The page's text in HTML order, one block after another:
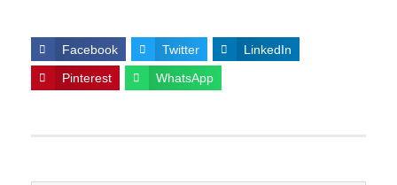
Facebook Twitter LinkedIn
Pinterest WhatsApp